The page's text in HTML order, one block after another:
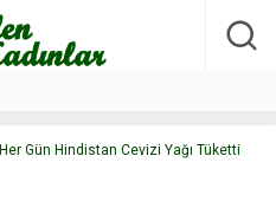
kala hayatını kaybetti
Gün Hindistan Cevizi Yağı Tüketti